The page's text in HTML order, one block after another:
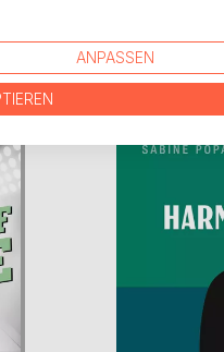
BEIBoD
ANPASSEN